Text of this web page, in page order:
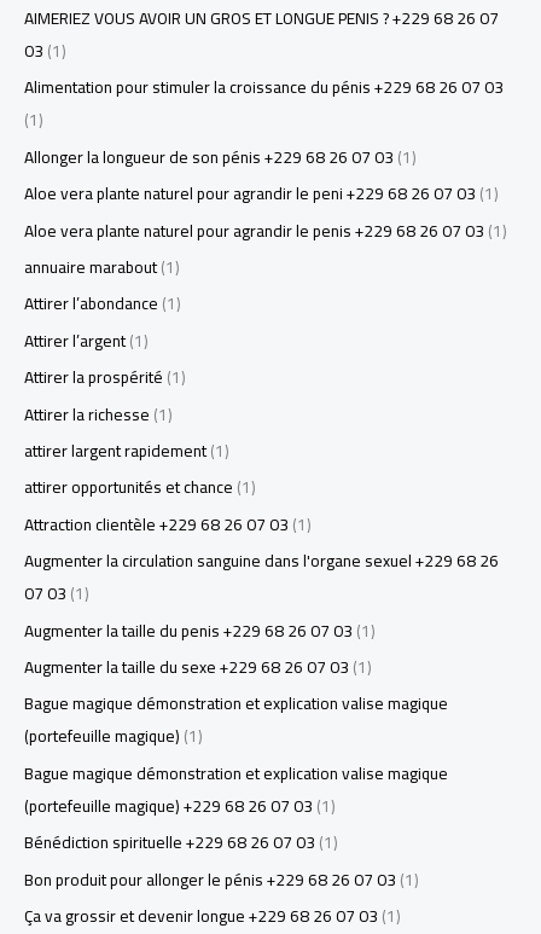
AIMERIEZ VOUS AVOIR UN GROS ET LONGUE PENIS ? +229 68 26 07
03(1)
Alimentation pour stimuler la croissance du pénis +229 68 26 07 03
(1)
Allonger la longueur de son pénis +229 68 26 07 03(1)
Aloe vera plante naturel pour agrandir le peni +229 68 26 07 03(1)
Aloe vera plante naturel pour agrandir le penis +229 68 26 07 03(1)
annuaire marabout(1)
Attirer l’abondance(1)
Attirer l’argent(1)
Attirer la prospérité(1)
Attirer la richesse(1)
attirer largent rapidement(1)
attirer opportunités et chance(1)
Attraction clientèle +229 68 26 07 03(1)
Augmenter la circulation sanguine dans l'organe sexuel +229 68 26
07 03(1)
Augmenter la taille du penis +229 68 26 07 03(1)
Augmenter la taille du sexe +229 68 26 07 03(1)
Bague magique démonstration et explication valise magique
(portefeuille magique)(1)
Bague magique démonstration et explication valise magique
(portefeuille magique) +229 68 26 07 03(1)
Bénédiction spirituelle +229 68 26 07 03(1)
Bon produit pour allonger le pénis +229 68 26 07 03(1)
Ça va grossir et devenir longue +229 68 26 07 03(1)